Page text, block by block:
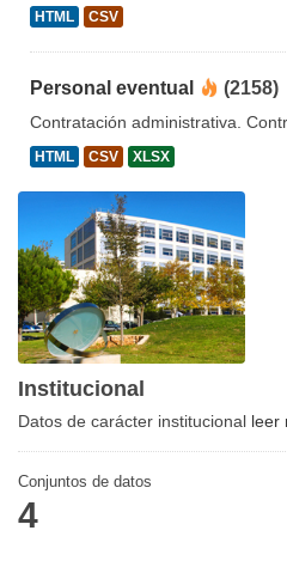
HTML CSV
Personal eventual (2158)
Contratación administrativa.
HTML CSV XLSX
Institucional
Datos de carácter institucional leer
Conjuntos de datos
4